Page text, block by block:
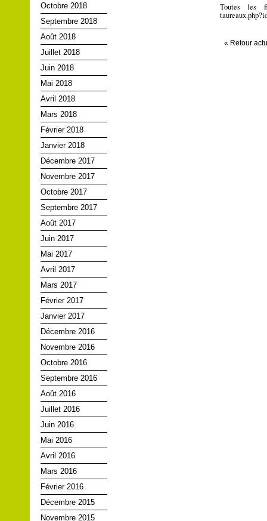
Octobre 2018
Septembre 2018
Août 2018
Juillet 2018
Juin 2018
Mai 2018
Avril 2018
Mars 2018
Février 2018
Janvier 2018
Décembre 2017
Novembre 2017
Octobre 2017
Septembre 2017
Août 2017
Juin 2017
Mai 2017
Avril 2017
Mars 2017
Février 2017
Janvier 2017
Décembre 2016
Novembre 2016
Octobre 2016
Septembre 2016
Août 2016
Juillet 2016
Juin 2016
Mai 2016
Avril 2016
Mars 2016
Février 2016
Décembre 2015
Novembre 2015
Toutes les
« Retour